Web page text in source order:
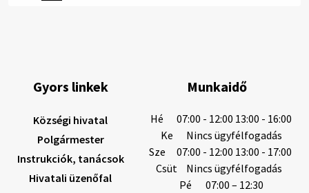
Helyi közlemények: 2026.08.05.
Gyászhirdetés: 2026.08.05. 1/ Tisztelt Lakosság!
Gyors linkek
Községi hivatal
Polgármester
Instrukciók, tanácsok
Hivatali üzenőfal
Munkaidő
Hé
07:00 - 12:00 13:00 - 16:00
Ke
Nincs ügyfélfogadás
Sze
07:00 - 12:00 13:00 - 17:00
Csüt
Nincs ügyfélfogadás
Pé
07:00 – 12:30